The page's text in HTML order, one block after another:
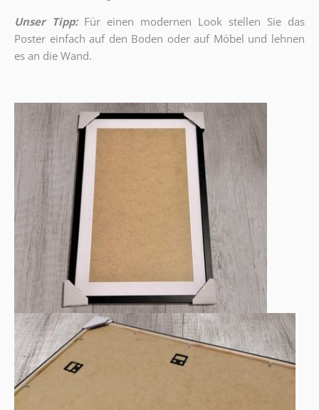
Unser Tipp: Für einen modernen Look stellen Sie das
Poster einfach auf den Boden oder auf Möbel und lehnen
es an die Wand.